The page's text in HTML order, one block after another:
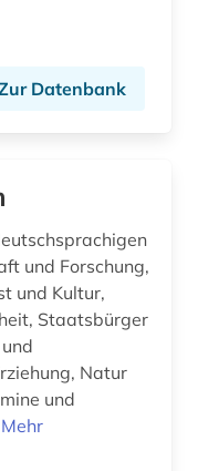
Datenbank
und Forschung,
und Kultur,
Natur
und
Mehr